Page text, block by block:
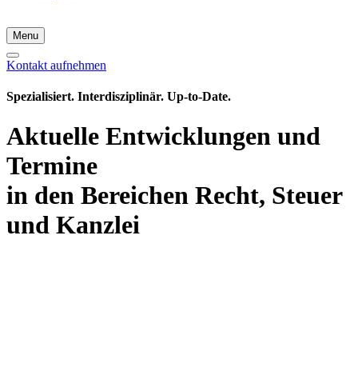
Menu
Kontakt aufnehmen
Spezialisiert. Interdisziplinär. Up-to-Date.
Aktuelle Entwicklungen und
Termine
in den Bereichen Recht, Steuer
und Kanzlei